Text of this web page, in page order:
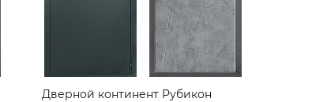
Дверной континент Рубикон